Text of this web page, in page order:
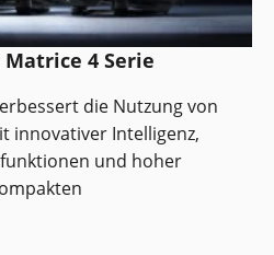
4 Serie
die Nutzung von
innovativer Intelligenz,
und hoher